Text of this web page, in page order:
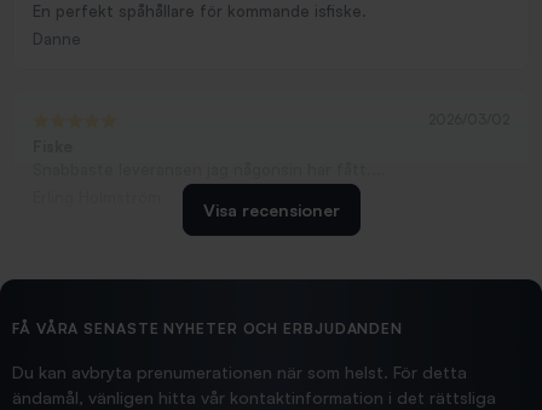
En perfekt spåhållare för kommande isfiske.
Danne
2026/02/19
Hittade exakt vad jag behövde. Snabb och bra...
Visa recensioner
FÅ VÅRA SENASTE NYHETER OCH ERBJUDANDEN
Du kan avbryta prenumerationen när som helst. För detta
ändamål, vänligen hitta vår kontaktinformation i det rättsliga